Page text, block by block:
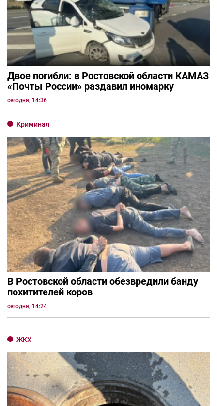
Двое погибли: в Ростовской области КАМАЗ
«Почты России» раздавил иномарку
сегодня, 14:36
Криминал
В Ростовской области обезвредили банду
похитителей коров
сегодня, 14:24
ЖКХ